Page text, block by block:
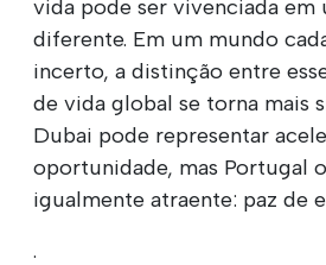
vida pode ser vivenciada em
diferente. Em um mundo
incerto, a distinção entre
de vida global se torna mais
Dubai pode representar
oportunidade, mas Portugal
igualmente atraente: paz de
.